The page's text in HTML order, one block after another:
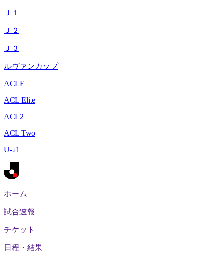
Ｊ１
Ｊ２
Ｊ３
ルヴァンカップ
ACLE
ACL Elite
ACL2
ACL Two
U-21
ホーム
試合速報
チケット
日程・結果